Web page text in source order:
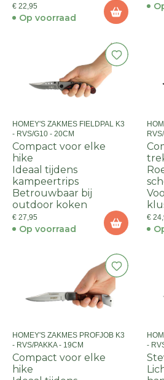
€ 22,95
Op voorraad
HOMEY'S ZAKMES FIELDPAL K3
- RVS/G10 - 20CM
Compact voor elke
hike
Ideaal tijdens
kampeertrips
Betrouwbaar bij
outdoor koken
€ 27,95
Op voorraad
€
HOMEY'S ZAKMES PROFJOB K3
- RVS/PAKKA - 19CM
Compact voor elke
hike
-